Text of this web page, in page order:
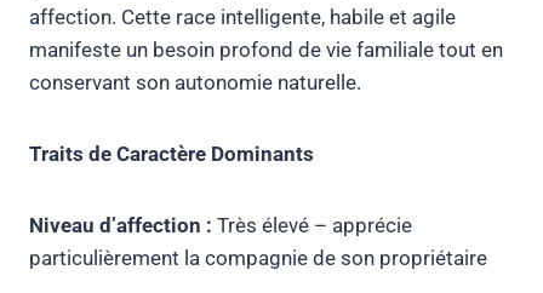
affection. Cette race intelligente, habile et agile
manifeste un besoin profond de vie familiale tout en
conservant son autonomie naturelle.
Traits de Caractère Dominants
Niveau d’affection : Très élevé – apprécie
particulièrement la compagnie de son propriétaire